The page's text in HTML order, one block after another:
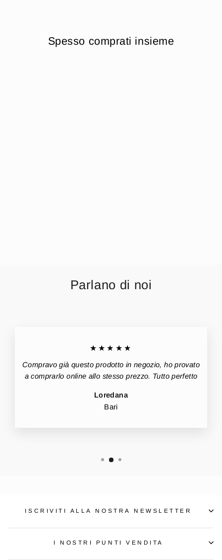
Spesso comprati insieme
Parlano di noi
★★★★★
Compravo già questo prodotto in negozio, ho provato
a comprarlo online allo stesso prezzo. Tutto perfetto
Loredana
Bari
ISCRIVITI ALLA NOSTRA NEWSLETTER
I NOSTRI PUNTI VENDITA